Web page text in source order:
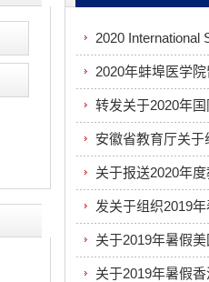
2020 International
2020年蚌埠医学
转发关于2020年
安徽省教育厅关
关于报送2020年
发关于组织2019
关于2019年暑假
关于2019年暑假